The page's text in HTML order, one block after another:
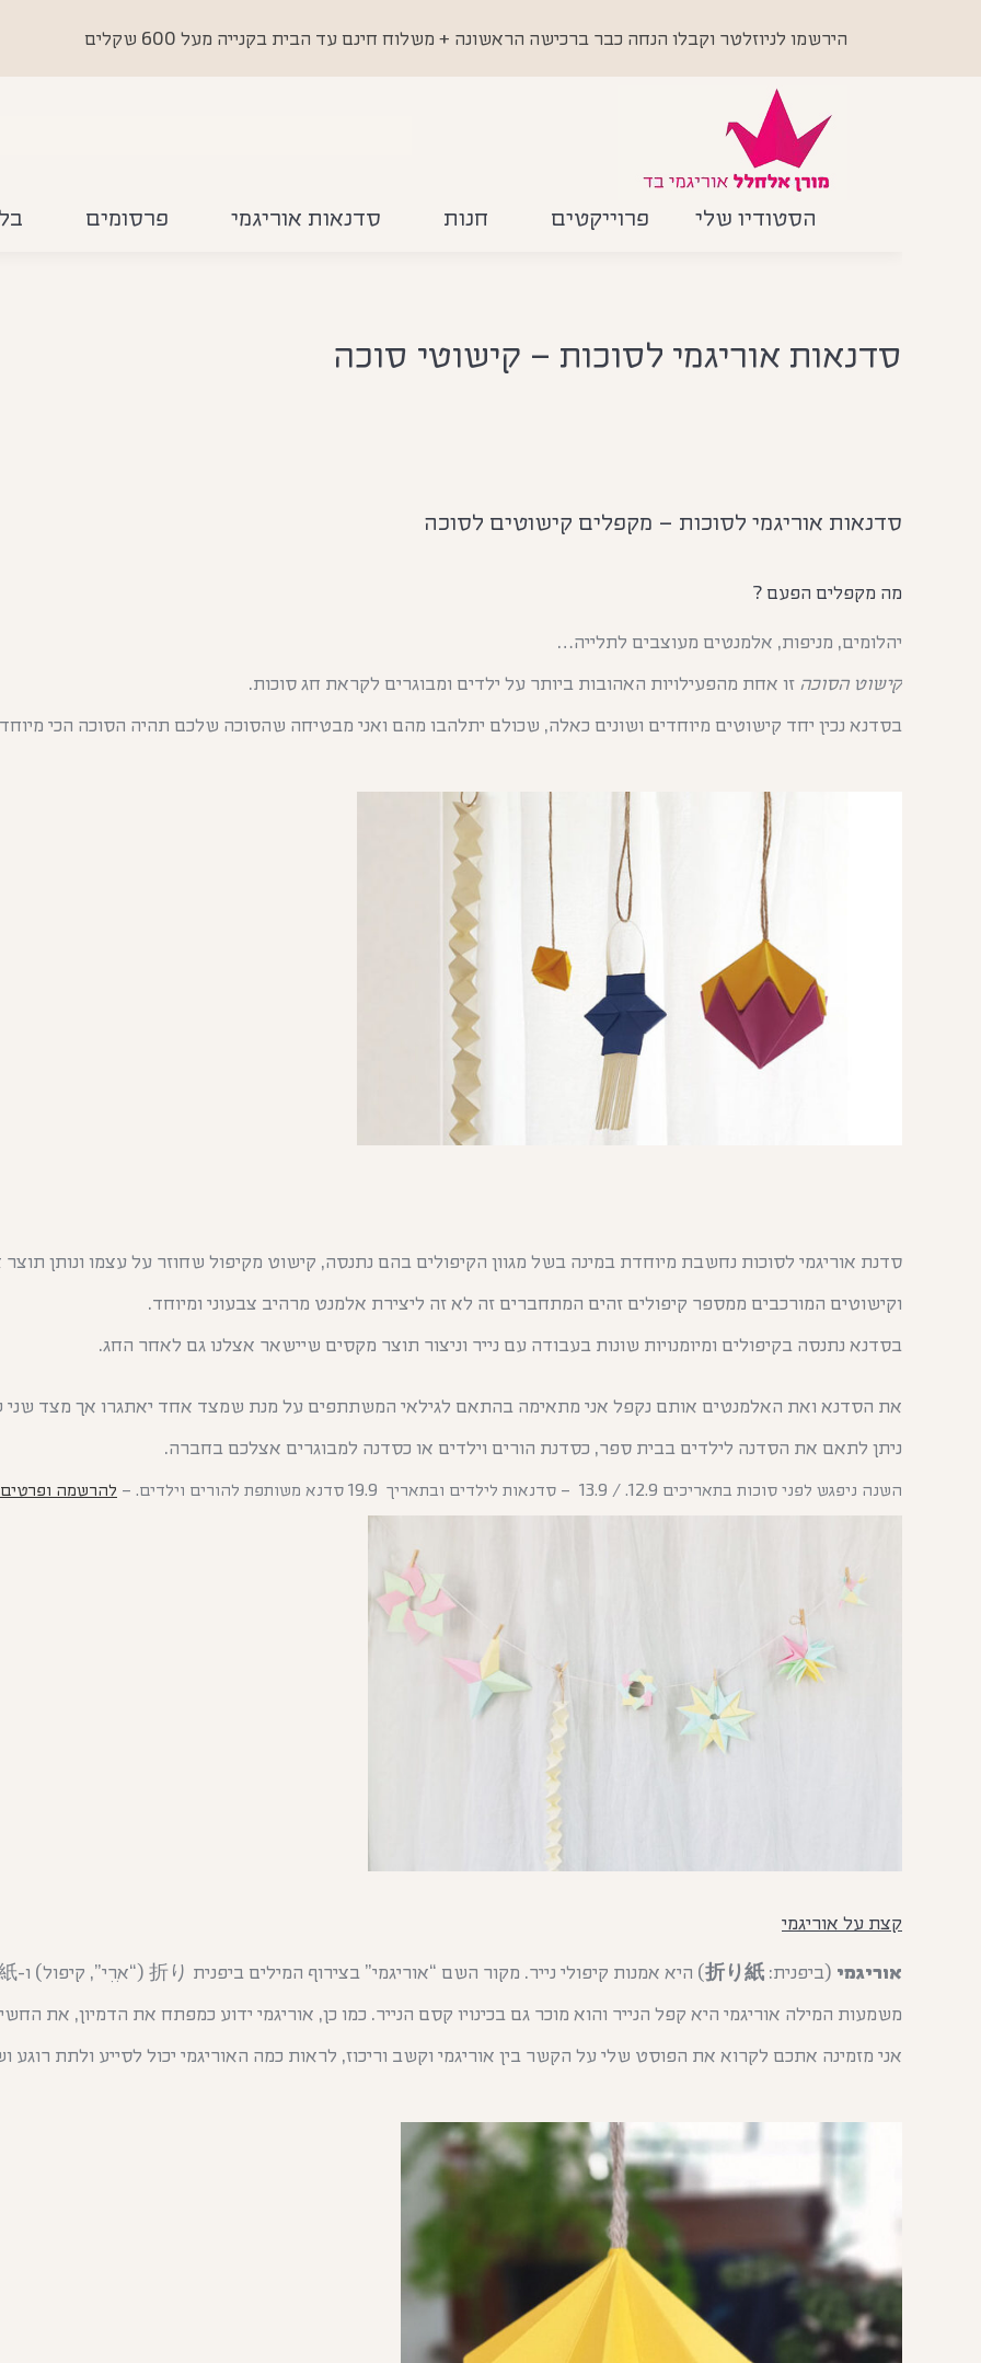
הסטודיו שלי פרוייקטים חנות סדנאות אוריגמי פרסומים
סדנאות אוריגמי לסוכות – קישוטי סוכה
סדנאות אוריגמי לסוכות – מקפלים קישוטים לסוכה
מה מקפלים הפעם ?
יהלומים, מניפות, אלמנטים מעוצבים לתלייה…
קישוט הסוכה זו אחת מהפעילויות האהובות ביותר על ילדים ומבוגרים לקראת חג סוכות.
בסדנא נכין יחד קישוטים מיוחדים ושונים כאלה, שכולם יתלהבו מהם ואני מבטיחה שהסוכה שלכם תהיה הסוכה הכי
סדנת אוריגמי לסוכות נחשבת מיוחדת במינה בשל מגוון הקיפולים בהם נתנסה, קישוט מקיפול שחוזר על עצמו ונותן תוצר
וקישוטים המורכבים ממספר קיפולים זהים המתחברים זה לא זה ליצירת אלמנט מרהיב צבעוני ומיוחד.
בסדנא נתנסה בקיפולים ומיומנויות שונות בעבודה עם נייר וניצור תוצר מקסים שיישאר אצלנו גם לאחר החג.
את הסדנא ואת האלמנטים אותם נקפל אני מתאימה בהתאם לגילאי המשתתפים על מנת שמצד אחד יאתגרו אך מצד
ניתן לתאם את הסדנה לילדים בבית ספר, כסדנת הורים וילדים או כסדנה למבוגרים אצלכם בחברה.
השנה ניפגש לפני סוכות בתאריכים 12.9. / 13.9 – סדנאות לילדים ובתאריך 19.9 סדנא משותפת להורים וילדים. – להרשמה ופרטים
קצת על אוריגמי
אוריגמי (ביפנית: 折り紙) היא אמנות קיפולי נייר. מקור השם “אוריגמי” בצירוף המילים ביפנית 折り (“אוֹרִי”, קיפול) ו-紙 (“גאמִי”, פיסת נייר).
משמעות המילה אוריגמי היא קפל הנייר והוא מוכר גם בכינויו קסם הנייר. כמו כן, אוריגמי ידוע כמפתח את הדמיון, את
אני מזמינה אתכם לקרוא את הפוסט שלי על הקשר בין אוריגמי וקשב וריכוז, לראות כמה האוריגמי יכול לסייע ולתת רוגע
הירשמו לניוזלטר וקבלו הנחה כבר ברכישה הראשונה + משלוח חינם עד הבית בקנייה מעל 600 שקלים